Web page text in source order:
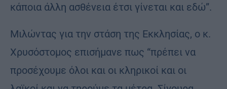
κάποια άλλη ασθένεια έτσι γίνεται και εδώ”.
Μιλώντας για την στάση της Εκκλησίας, ο κ.
Χρυσόστομος επισήμανε πως “πρέπει να
προσέχουμε όλοι και οι κληρικοί και οι